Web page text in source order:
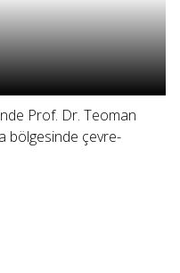
Prof. Dr. Teoman
bölgesinde çevre-